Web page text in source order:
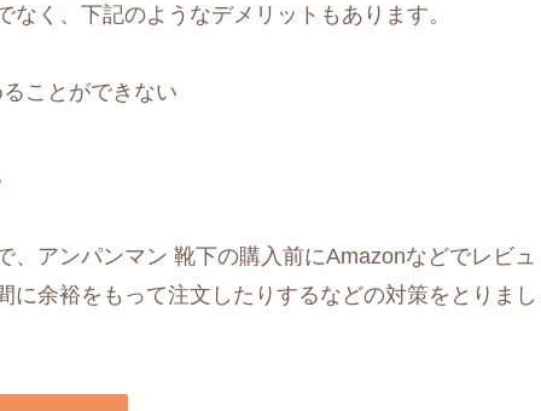
く、下記のようなデメリットもあります。
ことができない
、アンパンマン 靴下の購入前にAmazonなどでレビュ
に余裕をもって注文したりするなどの対策をとりまし